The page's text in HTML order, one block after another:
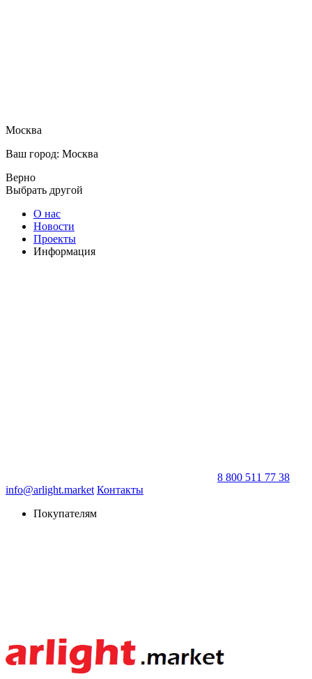
Москва
Ваш город: Москва
Верно
Выбрать другой
О нас
Новости
Проекты
Информация
8 800 511 77 38
info@arlight.market Контакты
Покупателям